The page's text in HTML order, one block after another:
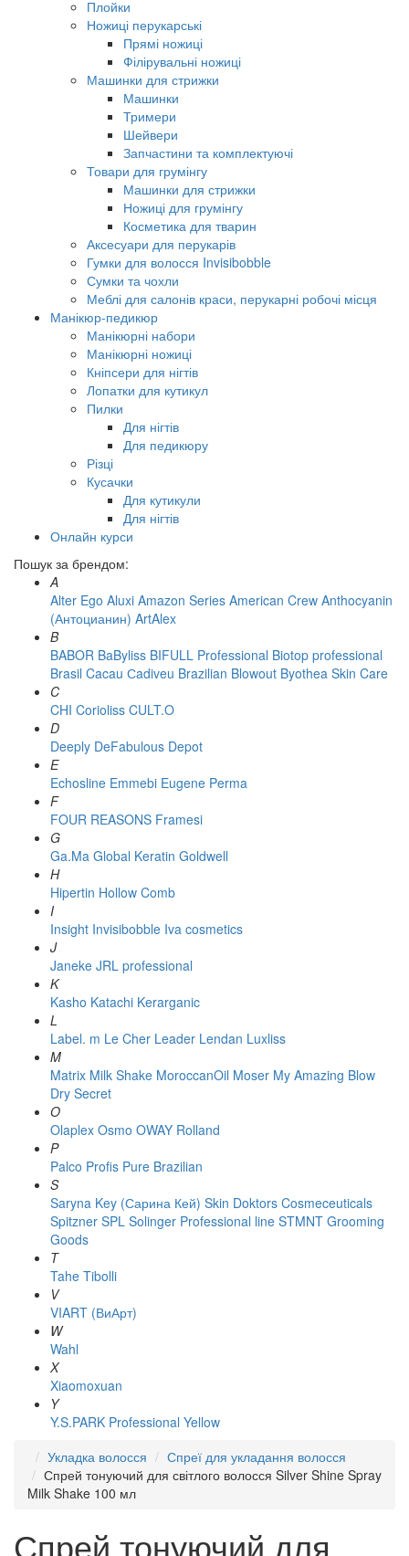
Плойки
Ножиці перукарські
Прямі ножиці
Філірувальні ножиці
Машинки для стрижки
Машинки
Тримери
Шейвери
Запчастини та комплектуючі
Товари для грумінгу
Машинки для стрижки
Ножиці для грумінгу
Косметика для тварин
Аксесуари для перукарів
Гумки для волосся Invisibobble
Сумки та чохли
Меблі для салонів краси, перукарні робочі місця
Манікюр-педикюр
Манікюрні набори
Манікюрні ножиці
Кніпсери для нігтів
Лопатки для кутикул
Пилки
Для нігтів
Для педикюру
Різці
Кусачки
Для кутикули
Для нігтів
Онлайн курси
Пошук за брендом:
A
Alter Ego Aluxi Amazon Series American Crew Anthocyanin
(Антоцианин) ArtAlex
B
BABOR BaByliss BIFULL Professional Biotop professional
Brasil Cacau Сadiveu Brazilian Blowout Byothea Skin Care
C
CHI Corioliss CULT.O
D
Deeply DeFabulous Depot
E
Echosline Emmebi Eugene Perma
F
FOUR REASONS Framesi
G
Ga.Ma Global Keratin Goldwell
H
Hipertin Hollow Comb
I
Insight Invisibobble Iva cosmetics
J
Janeke JRL professional
K
Kasho Katachi Kerarganic
L
Label. m Le Cher Leader Lendan Luxliss
M
Matrix Milk Shake MoroccanOil Moser My Amazing Blow
Dry Secret
O
Olaplex Osmo OWAY Rolland
P
Palco Profis Pure Brazilian
S
Saryna Key (Сарина Кей) Skin Doktors Cosmeceuticals
Spitzner SPL Solinger Professional line STMNT Grooming
Goods
T
Tahe Tibolli
V
VIART (ВиАрт)
W
Wahl
X
Xiaomoxuan
Y
Y.S.PARK Professional Yellow
Укладка волосся
Спреї для укладання волосся
Спрей тонуючий для світлого волосся Silver Shine Spray
Milk Shake 100 мл
Спрей тонуючий для